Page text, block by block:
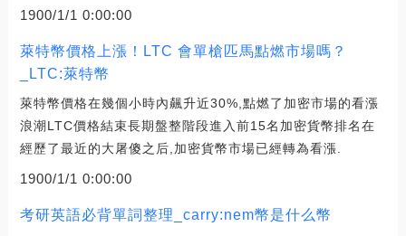
1900/1/1 0:00:00
萊特幣價格上漲！LTC 會單槍匹馬點燃市場嗎？
_LTC:萊特幣
萊特幣價格在幾個小時內飆升近30%,點燃了加密市場的看漲
浪潮LTC價格結束長期盤整階段進入前15名加密貨幣排名在
經歷了最近的大屠傻之后,加密貨幣市場已經轉為看漲.
1900/1/1 0:00:00
考研英語必背單詞整理_carry:nem幣是什么幣